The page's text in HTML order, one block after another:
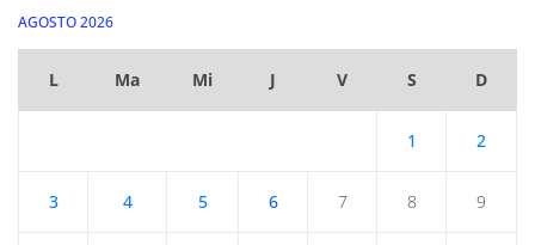
AGOSTO 2026
L Ma Mi J V S D
1 2
3 4 5 6 7 8 9